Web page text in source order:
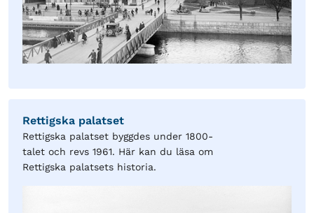
Rettigska palatset
Rettigska palatset byggdes under 1800-
talet och revs 1961. Här kan du läsa om
Rettigska palatsets historia.